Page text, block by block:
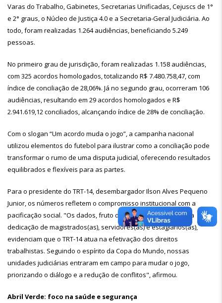
Varas do Trabalho, Gabinetes, Secretarias Unificadas, Cejuscs de 1°
e 2° graus, o Núcleo de Justiça 4.0 e a Secretaria-Geral Judiciária. Ao
todo, foram realizadas 1.264 audiências, beneficiando 5.249
pessoas.
No primeiro grau de jurisdição, foram realizadas 1.158 audiências,
com 325 acordos homologados, totalizando R$ 7.480.758,47, com
índice de conciliação de 28,06%. Já no segundo grau, ocorreram 106
audiências, resultando em 29 acordos homologados e R$
2.941.619,12 conciliados, alcançando índice de 28% de conciliação.
Com o slogan “Um acordo muda o jogo”, a campanha nacional
utilizou elementos do futebol para ilustrar como a conciliação pode
transformar o rumo de uma disputa judicial, oferecendo resultados
equilibrados e flexíveis para as partes.
Para o presidente do TRT-14, desembargador Ilson Alves Pequeno
Junior, os números refletem o compromisso institucional com a
pacificação social. "Os dados, fruto do comprometimento e da
dedicação de magistrados(as), servidores(as) e estagiários(as),
evidenciam que o TRT-14 atua na efetivação dos direitos
trabalhistas. Seguindo o espírito da Copa do Mundo, nossas
unidades judiciárias entraram em campo para mudar o jogo,
priorizando o diálogo e a redução de conflitos", afirmou.
Abril Verde: foco na saúde e segurança